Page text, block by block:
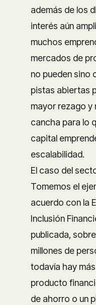
además de los
interés aún
muchos
mercados de
no pueden sino
pistas abiertas
mayor rezago y
cancha para lo
capital
escalabilidad.
El caso del
Tomemos el
acuerdo con la
Inclusión
publicada,
millones de
todavía hay
producto
de ahorro o un